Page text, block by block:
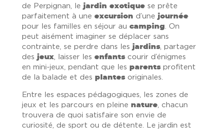
de Perpignan, le jardin exotiquese prête
parfaitement à une excursion d’une journée
pour les familles en séjour au camping . On
peut aisément imaginer se déplacer sans
contrainte, se perdre dans les jardins, partager
des jeux, laisser les enfantscourir d’énigmes
en mini-jeux, pendant que les parentsprofitent
de la balade et des plantesoriginales.
Entre les espaces pédagogiques, les zones de
jeux et les parcours en pleine nature, chacun
trouvera de quoi satisfaire son envie de
curiosité, de sport ou de détente. Le jardin est